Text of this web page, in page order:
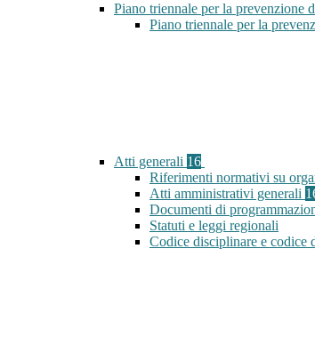
Piano triennale per la prevenzione
Piano triennale per la
Atti generali 16
Riferimenti normativi su
Atti amministrativi generali
Documenti di
Statuti e leggi regionali
Codice disciplinare e codice